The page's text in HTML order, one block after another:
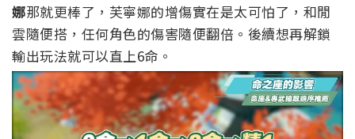
娜那就更棒了，芙寧娜的增傷實在是太可怕了，和閒
雲隨便搭，任何角色的傷害隨便翻倍。後續想再解鎖
輸出玩法就可以直上6命。